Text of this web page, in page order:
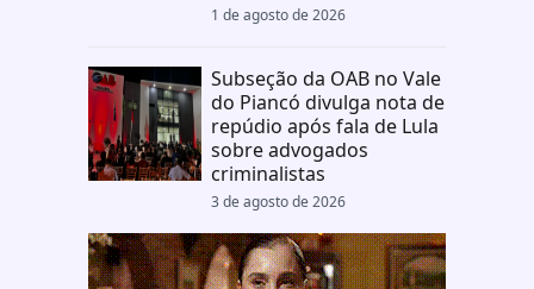
1 de agosto de 2026
Subseção da OAB no Vale
do Piancó divulga nota de
repúdio após fala de Lula
sobre advogados
criminalistas
3 de agosto de 2026